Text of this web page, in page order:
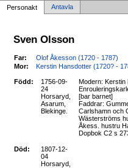
Personakt Antavla
Sven Olsson
Far:
Olof Åkesson (1720 - 1787)
Mor:
Kerstin Hansdotter (1720? -
Född:
1756-09-
24
Horsaryd,
Asarum,
Blekinge.
Modern: Kerstin
[bar barnet]
Faddrar:
Carlshamn och
Wästerströms
Åkess. hustru
Dopbok C2 s
Död:
1807-12-
04
Horsaryd,